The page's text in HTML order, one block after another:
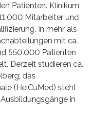
Patienten. Klinikum
Mitarbeiter und
In mehr als
mit ca.
550.000 Patienten
Derzeit studieren ca.
das
(HeiCuMed) steht
in